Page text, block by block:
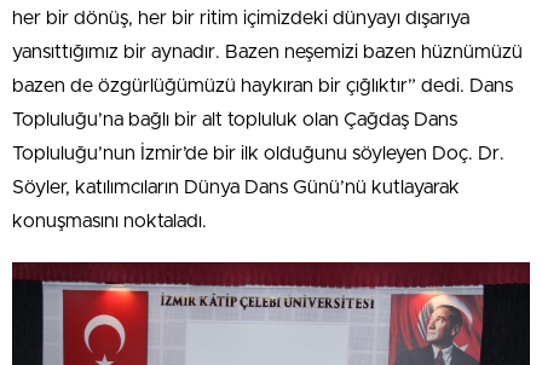
her bir dönüş, her bir ritim içimizdeki dünyayı dışarıya
yansıttığımız bir aynadır. Bazen neşemizi bazen hüznümüzü
bazen de özgürlüğümüzü haykıran bir çığlıktır” dedi. Dans
Topluluğu’na bağlı bir alt topluluk olan Çağdaş Dans
Topluluğu’nun İzmir’de bir ilk olduğunu söyleyen Doç. Dr.
Söyler, katılımcıların Dünya Dans Günü’nü kutlayarak
konuşmasını noktaladı.